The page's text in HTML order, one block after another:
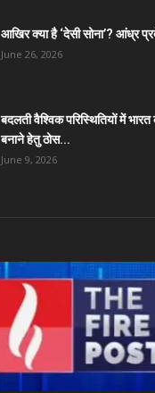
आखिर क्या है ‘देसी सोना’? आंध्र
June 26, 2026
बदलती वैश्विक परिस्थितियों में
बनाने हेतु ठोस...
June 9, 2026